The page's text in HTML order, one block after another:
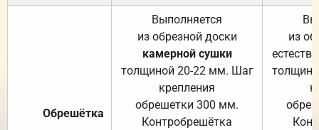
Обрешётка
Выполняется
из обрезной доски
камерной сушки
толщиной 20-22 мм. Шаг
крепления
обрешетки 300 мм.
Контробрешётка
из